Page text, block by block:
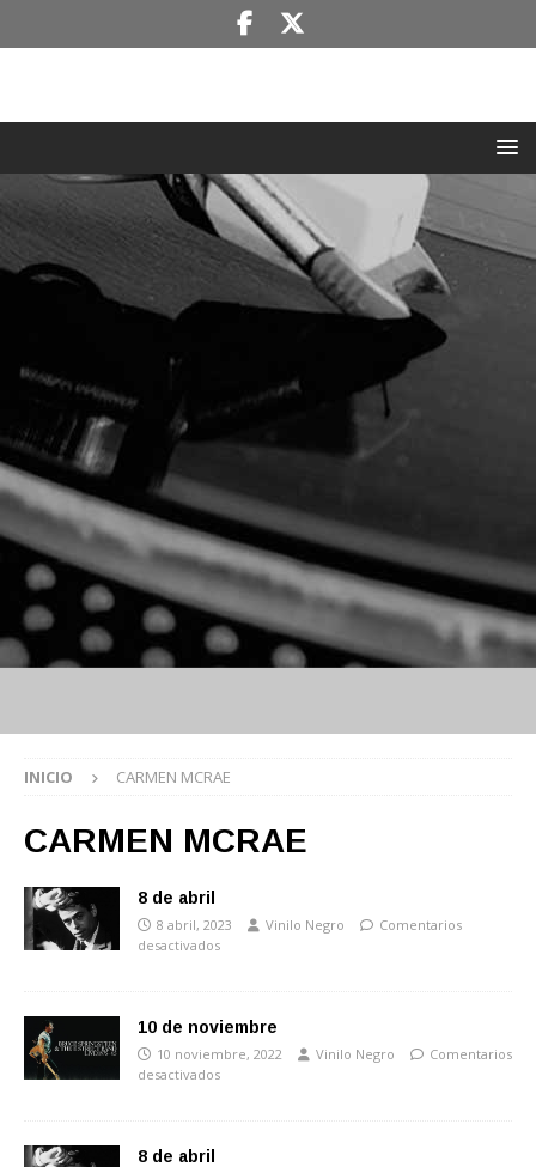
INICIO CARMEN MCRAE
CARMEN MCRAE
8 de abril
8 abril, 2023 Vinilo Negro
Comentarios
desactivados
10 de noviembre
10 noviembre, 2022 Vinilo Negro
Comentarios
desactivados
8 de abril